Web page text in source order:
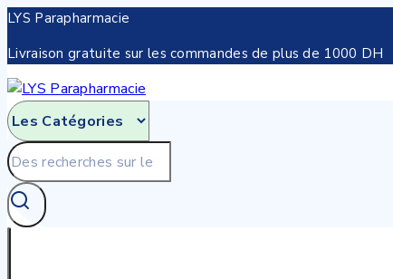
Skip
content
LYS Parapharmacie
Livraison gratuite sur les commandes de plus de 1000 DH
Recherche
pour: